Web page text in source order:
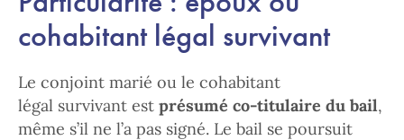
cohabitant légal survivant
Le conjoint marié ou le cohabitant
légal survivant est présumé co-titulaire du bail,
même s’il ne l’a pas signé. Le bail se poursuit